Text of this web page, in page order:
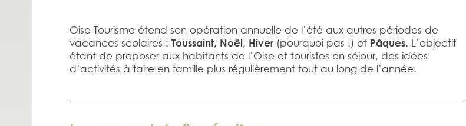
Oise Tourisme étend son opération annuelle de l’été aux autres périodes de
vacances scolaires : Toussaint, Noël, Hiver(pourquoi pas !) et Pâques. L’objectif
étant de proposer aux habitants de l’Oise et touristes en séjour, des idées
d’activités à faire en famille plus régulièrement tout au long de l’année.